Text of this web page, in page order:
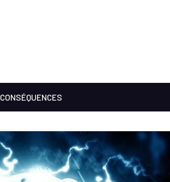
CONSÉQUENCES